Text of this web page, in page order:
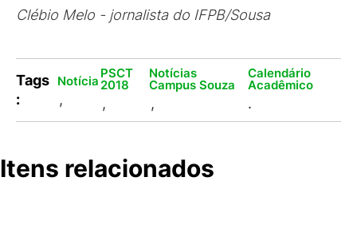
Clébio Melo - jornalista do IFPB/Sousa
Tags
:
Notícia
,
PSCT
2018
,
Notícias
Campus Souza
,
Calendário
Acadêmico
.
Itens relacionados